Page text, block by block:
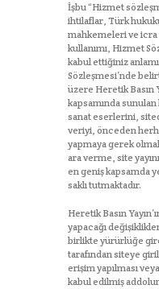
İşbu “Hizmet
ihtilaflar, Türk
mahkemeleri ve
kullanımı, Hizmet
kabul ettiğiniz
Sözleşmesi’nde
üzere Heretik Basın
kapsamında
sanat eserlerini,
veriyi, önceden
yapmaya gerek
ara verme, site
en geniş kapsamda
saklı tutmaktadır.
Heretik Basın
yapacağı
birlikte yürürlüğe
tarafından siteye
erişim yapılması
kabul edilmiş